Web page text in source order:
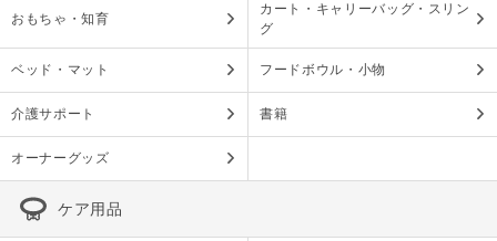
おもちゃ・知育
カート・キャリーバッグ・スリン
グ
ベッド・マット フードボウル・小物
介護サポート 書籍
オーナーグッズ
ケア用品